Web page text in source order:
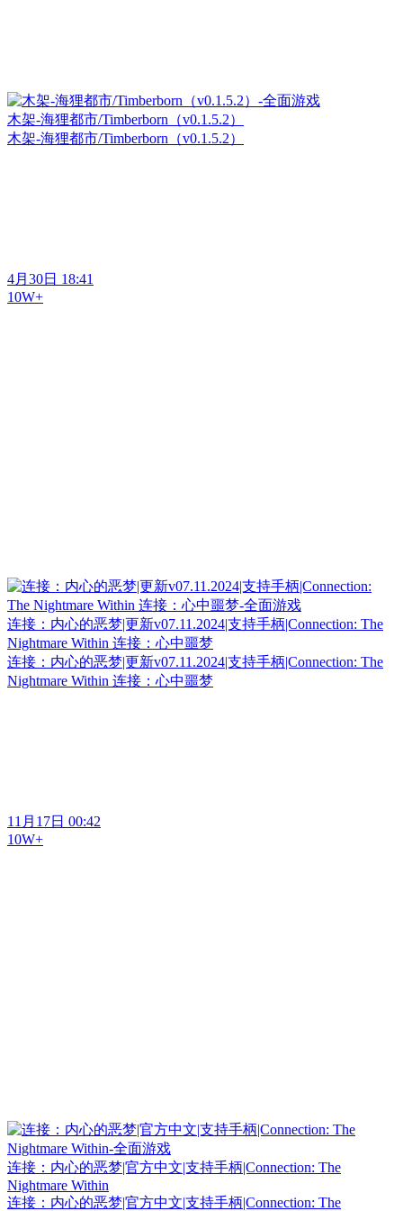
木架-海狸都市/Timberborn（v0.1.5.2）
木架-海狸都市/Timberborn（v0.1.5.2）
4月30日 18:41
10W+
连接：内心的恶梦|更新v07.11.2024|支持手柄|Connection: The
Nightmare Within 连接：心中噩梦
连接：内心的恶梦|更新v07.11.2024|支持手柄|Connection: The
Nightmare Within 连接：心中噩梦
11月17日 00:42
10W+
连接：内心的恶梦|官方中文|支持手柄|Connection: The
Nightmare Within
连接：内心的恶梦|官方中文|支持手柄|Connection: The